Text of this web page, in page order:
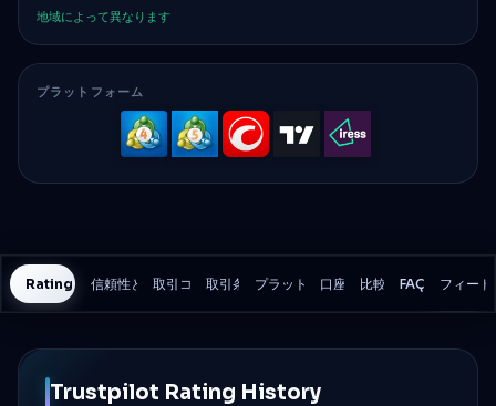
地域によって異なります
プラットフォーム
MetaTrader
4
MetaTrader
5
cTrader
Rating History信頼性と安全性取引コスト取引条件プラットフォーム
口座 比較 FAQ フィー
Trustpilot Rating History